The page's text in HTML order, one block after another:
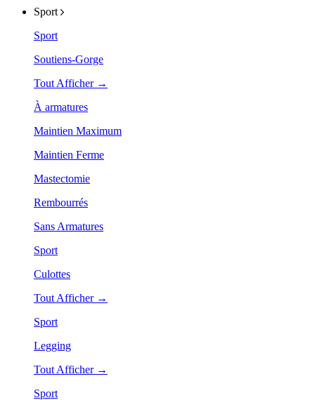
Sport
Sport
Soutiens-Gorge
Tout Afficher →
À armatures
Maintien Maximum
Maintien Ferme
Mastectomie
Rembourrés
Sans Armatures
Sport
Culottes
Tout Afficher →
Sport
Legging
Tout Afficher →
Sport